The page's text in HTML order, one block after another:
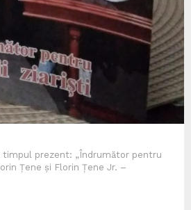
timpul prezent: „Îndrumător pentru
Țene și Florin Țene Jr. –